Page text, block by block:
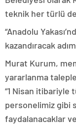
teknik her türlü
“Anadolu
kazandıracak
Murat Kurum,
yararlanma
“1 Nisan itibariyle
personelimiz gibi
faydalanacaklar